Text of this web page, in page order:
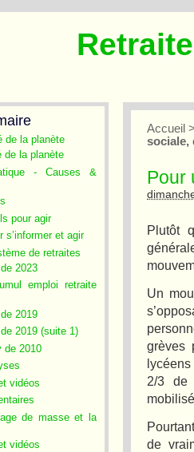
de la planète
de la planète
- Causes &
pour agir
s’informer et agir
de retraites
2023
emploi retraite
2019
2019 (suite 1)
de 2010
vidéos
de masse et la
vidéos
Accueil
sociale,
Pour
Plutôt
Un
grèves
2/3 de
de